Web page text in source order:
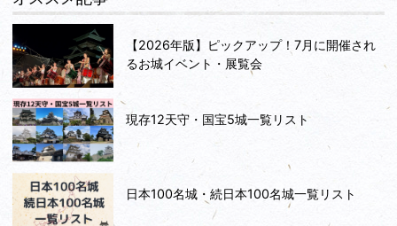
【2026年版】ピックアップ！7月に開催され
るお城イベント・展覧会
現存12天守・国宝5城一覧リスト
日本100名城・続日本100名城一覧リスト